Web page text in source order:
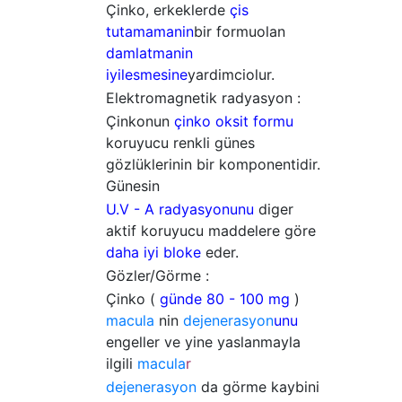
Çinko, erkeklerde çis
tutamamaninbir formuolan
damlatmanin
iyilesmesineyardimciolur.
Elektromagnetik radyasyon :
Çinkonun çinko oksit formu
koruyucu renkli günes
gözlüklerinin bir komponentidir.
Günesin
U.V - A radyasyonunu diger
aktif koruyucu maddelere göre
daha iyi bloke eder.
Gözler/Görme :
Çinko ( günde 80 - 100 mg )
macula nin dejenerasyonunu
engeller ve yine yaslanmayla
ilgili macular
dejenerasyon da görme kaybini